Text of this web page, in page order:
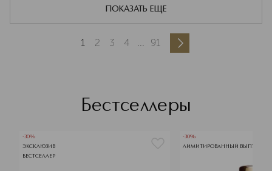
ПОКАЗАТЬ ЕЩЕ
1 2 3 4 ... 91
Бестселлеры
-30%
ЭКСКЛЮЗИВ
БЕСТСЕЛЛЕР
-30%
ЛИМИТИРОВАННЫЙ ВЫПУСК